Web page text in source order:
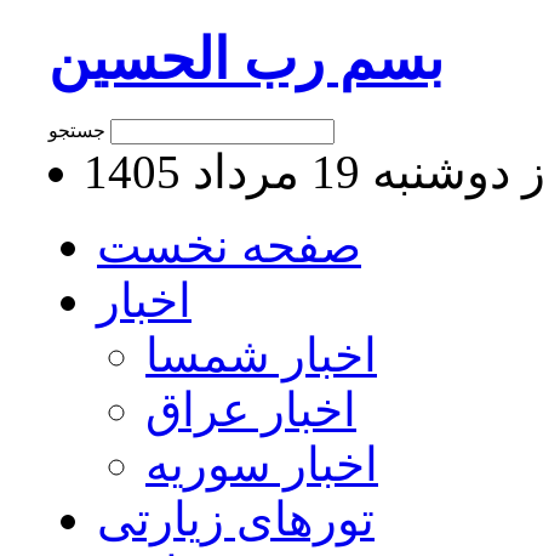
بسم رب الحسین
19 مرداد 1405
صفحه نخست
اخبار
اخبار شمسا
اخبار عراق
اخبار سوریه
تورهای زیارتی